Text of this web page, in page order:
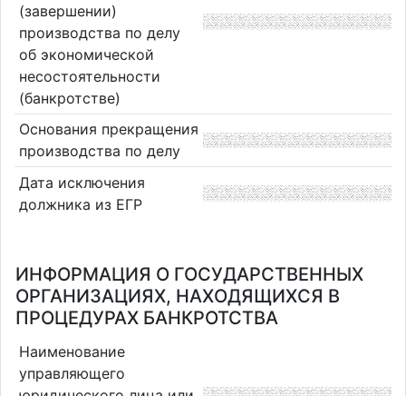
(завершении)
производства по делу
об экономической
несостоятельности
(банкротстве)
Основания прекращения
производства по делу
Дата исключения
должника из ЕГР
ИНФОРМАЦИЯ О ГОСУДАРСТВЕННЫХ
ОРГАНИЗАЦИЯХ, НАХОДЯЩИХСЯ В
ПРОЦЕДУРАХ БАНКРОТСТВА
Наименование
управляющего